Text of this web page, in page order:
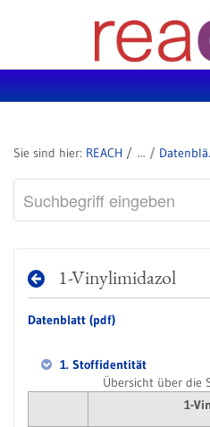
REACH
1-Vinylimidazol
Datenblatt (pdf)
1. Stoffidentität
Übersicht über die
1-